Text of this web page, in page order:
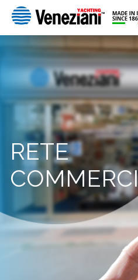
RETE